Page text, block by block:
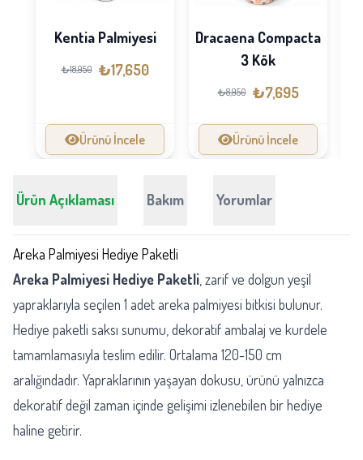
Kentia Palmiyesi
₺18,950 ₺17,650
Ürünü İncele
Dracaena Compacta
3 Kök
₺8,950 ₺7,695
Ürünü İncele
Ürün Açıklaması Bakım Yorumlar
Areka Palmiyesi Hediye Paketli
Areka Palmiyesi Hediye Paketli , zarif ve dolgun yeşil
yapraklarıyla seçilen 1 adet areka palmiyesi bitkisi bulunur.
Hediye paketli saksı sunumu, dekoratif ambalaj ve kurdele
tamamlamasıyla teslim edilir. Ortalama 120-150 cm
aralığındadır. Yapraklarının yaşayan dokusu, ürünü yalnızca
dekoratif değil zaman içinde gelişimi izlenebilen bir hediye
haline getirir.